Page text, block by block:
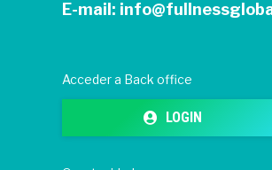
E-mail:
Acceder a Back office
LOGIN